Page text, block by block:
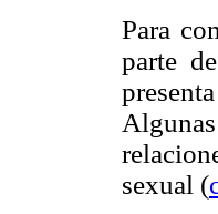
Para
parte
sexual (